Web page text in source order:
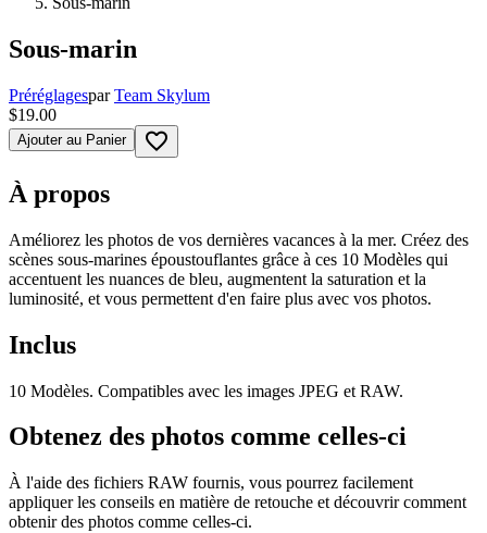
Sous-marin
Préréglagespar Team Skylum
$19.00
Ajouter au Panier favorite_border
À propos
Améliorez les photos de vos dernières vacances à la mer. Créez des
scènes sous-marines époustouflantes grâce à ces 10 Modèles qui
accentuent les nuances de bleu, augmentent la saturation et la
luminosité, et vous permettent d'en faire plus avec vos photos.
Inclus
10 Modèles. Compatibles avec les images JPEG et RAW.
Obtenez des photos comme celles-ci
À l'aide des fichiers RAW fournis, vous pourrez facilement
appliquer les conseils en matière de retouche et découvrir comment
obtenir des photos comme celles-ci.